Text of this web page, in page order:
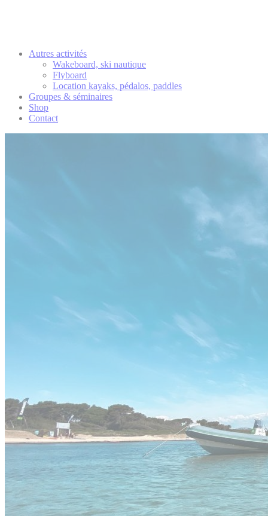
Autres activités
Wakeboard, ski nautique
Flyboard
Location kayaks, pédalos, paddles
Groupes & séminaires
Shop
Contact